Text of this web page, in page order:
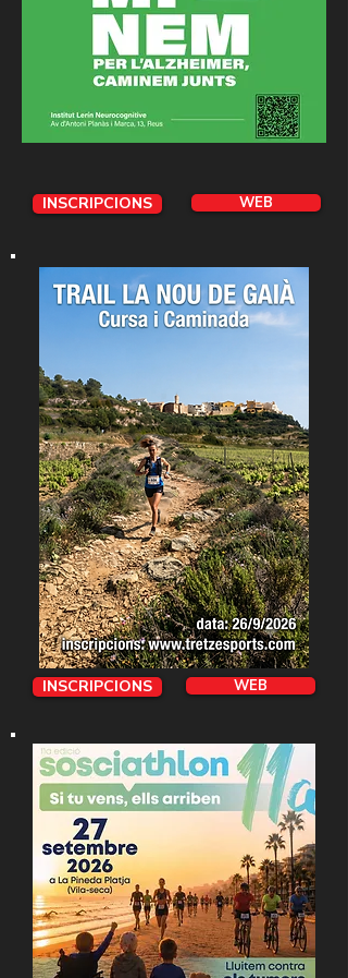
INSCRIPCIONS WEB
INSCRIPCIONS WEB